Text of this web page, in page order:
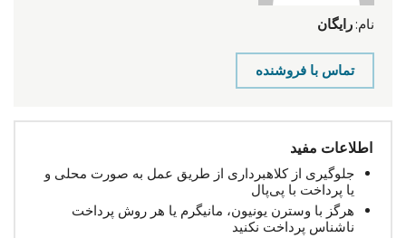
نام: رایگان
تماس با فروشنده
اطلاعات مفید
جلوگیری از کلاهبرداری از طریق عمل به صورت محلی و
یا پرداخت با پی‌پال
هرگز با وسترن یونیون، مانیگرم یا هر روش پرداخت
ناشناس پرداخت نکنید